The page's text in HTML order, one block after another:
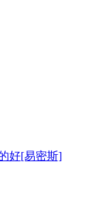
好[易密斯]